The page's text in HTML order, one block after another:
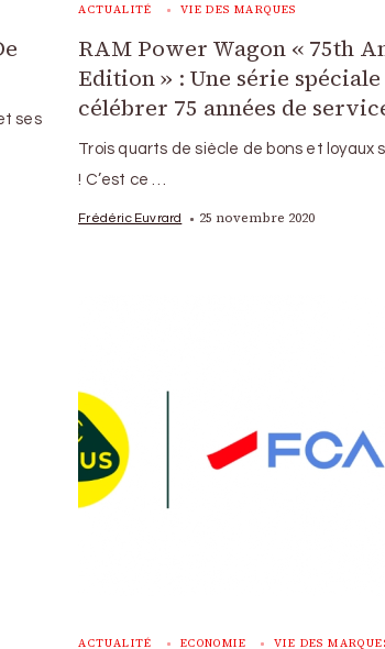
ses
ACTUALITÉ VIE DES MARQUES
RAM Power Wagon « 75th
Edition » : Une série
célébrer 75 années de
Trois quarts de siècle de bons et loyaux
! C’est ce …
Frédéric Euvrard 25 novembre 2020
ACTUALITÉ ECONOMIE VIE DES